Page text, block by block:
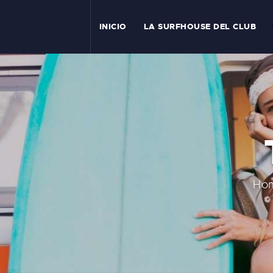
INICIO LA SURFHOUSE DEL CLUB